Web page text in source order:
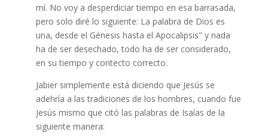
mí. No voy a desperdiciar tiempo en esa barrasada,
pero solo diré lo siguiente: La palabra de Dios es
una, desde el Génesis hasta el Apocalipsis" y nada
ha de ser desechado, todo ha de ser considerado,
en su tiempo y contecto correcto.
Jabier simplemente está diciendo que Jesús se
adehría a las tradiciones de los hombres, cuando fue
Jesús mismo que citó las palabras de Isaías de la
siguiente manera: